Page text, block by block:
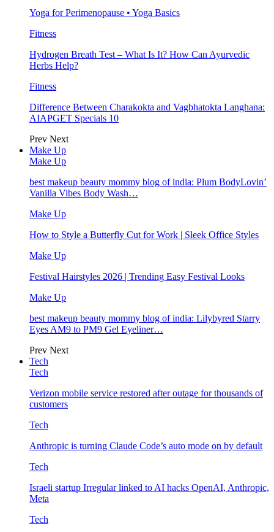
Yoga for Perimenopause • Yoga Basics
Fitness
Hydrogen Breath Test – What Is It? How Can Ayurvedic
Herbs Help?
Fitness
Difference Between Charakokta and Vagbhatokta Langhana:
AIAPGET Specials 10
Prev Next
Make Up
Make Up
best makeup beauty mommy blog of india: Plum BodyLovin’
Vanilla Vibes Body Wash…
Make Up
How to Style a Butterfly Cut for Work | Sleek Office Styles
Make Up
Festival Hairstyles 2026 | Trending Easy Festival Looks
Make Up
best makeup beauty mommy blog of india: Lilybyred Starry
Eyes AM9 to PM9 Gel Eyeliner…
Prev Next
Tech
Tech
Verizon mobile service restored after outage for thousands of
customers
Tech
Anthropic is turning Claude Code’s auto mode on by default
Tech
Israeli startup Irregular linked to AI hacks OpenAI, Anthropic,
Meta
Tech